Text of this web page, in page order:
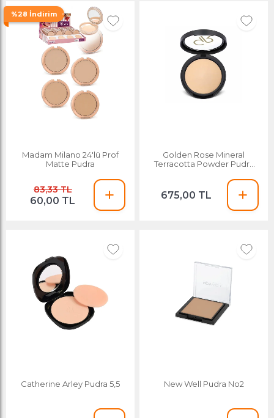
%28 İndirim
Madam Milano 24'lü Prof
Matte Pudra
83,33 TL
60,00 TL
Golden Rose Mineral
Terracotta Powder Pudra
675,00 TL
Catherine Arley Pudra 5,5 New Well Pudra No2